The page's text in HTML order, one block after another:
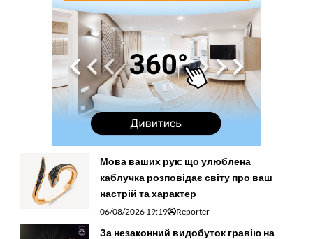
Мова ваших рук: що улюблена
каблучка розповідає світу про ваш
настрій та характер
06/08/2026 19:19 Reporter
За незаконний видобуток гравію на